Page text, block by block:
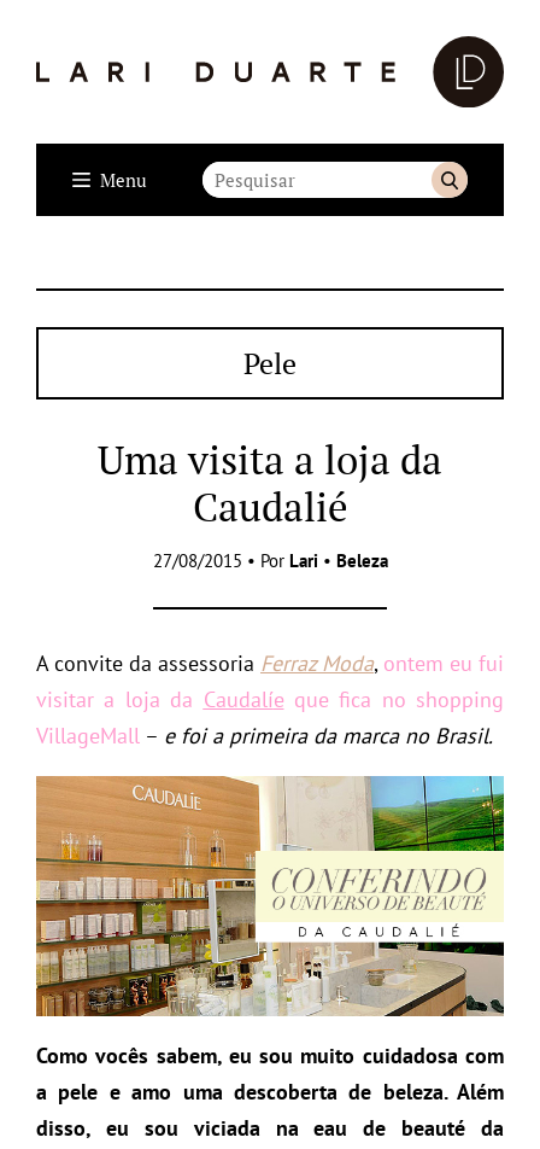
Menu
Pele
Uma visita a loja da
Caudalié
27/08/2015 • Por Lari • Beleza
A convite da assessoria Ferraz Moda, ontem eu fui
visitar a loja da Caudalíeque fica no shopping
VillageMall – e foi a primeira da marca no Brasil.
Como vocês sabem, eu sou muito cuidadosa com
a pele e amo uma descoberta de beleza. Além
disso, eu sou viciada na eau de beauté da